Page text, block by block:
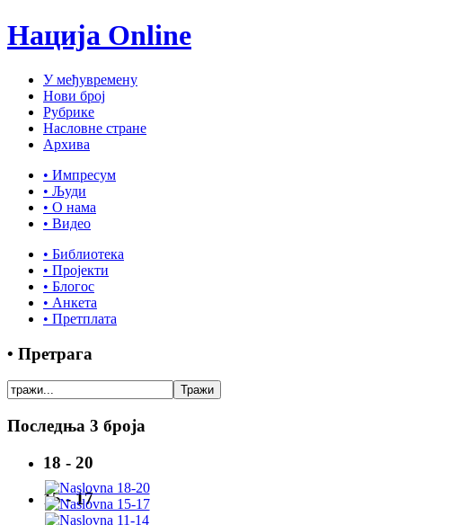
Нација Online
У међувремену
Нови број
Рубрике
Насловне стране
Архива
• Импресум
• Људи
• О нама
• Видео
• Библиотека
• Пројекти
• Блогос
• Анкета
• Претплата
• Претрага
Последња 3 броја
18 - 20
15 - 17